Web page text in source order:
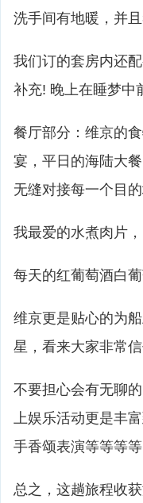
洗手间有地暖，并
我们订的套房内还
补充! 晚上在睡梦中
餐厅部分：维京的
宴，平日的海陆大
无缝对接每一个目
我最爱的水煮肉片
每天的红葡萄酒白
维京更是贴心的为
星，看来大家非常
不要担心会有无聊
上娱乐活动更是丰
手香颂表演等等等等
总之，这趟旅程收